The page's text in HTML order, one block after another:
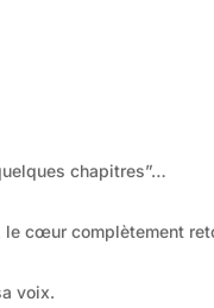
chapitres”…
cœur complètement
voix.